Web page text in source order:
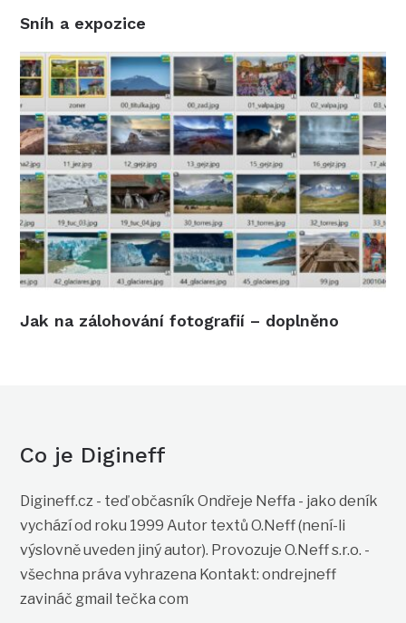
Sníh a expozice
Jak na zálohování fotografií – doplněno
Co je Digineff
Digineff.cz - teď občasník Ondřeje Neffa - jako deník
vychází od roku 1999 Autor textů O.Neff (není-li
výslovně uveden jiný autor). Provozuje O.Neff s.r.o. -
všechna práva vyhrazena Kontakt: ondrejneff
zavináč gmail tečka com